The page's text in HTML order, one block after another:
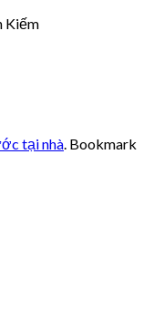
Kiếm
tại nhà . Bookmark